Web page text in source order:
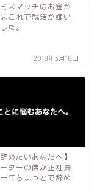
ミスマッチはお金が
これで就活が嫌い
た。
2018年3月18日
めたいあなたへ】
ターの僕が正社員
年ちょっとで辞め